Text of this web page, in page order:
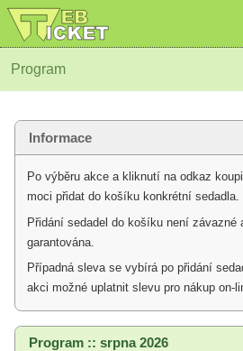
Program
Informace
Po výběru akce a kliknutí na odkaz
moci přidat do košíku konkrétní sedadla.
Přidání sedadel do košíku není závazné
garantována.
Případná sleva se vybírá po přidání
akci možné uplatnit slevu pro nákup on-
Program :: srpna 2026